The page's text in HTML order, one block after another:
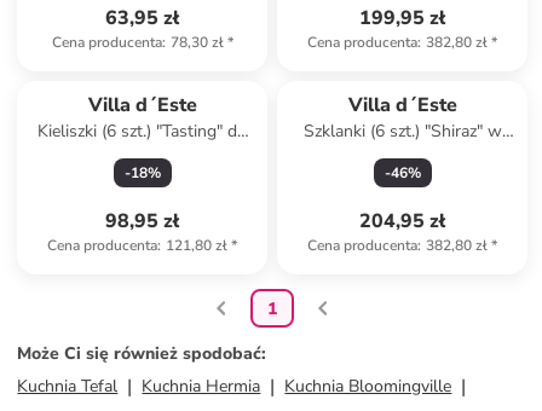
63,95 zł
Cena producenta: 78,30 zł*
199,95 zł
Cena producenta: 382,80 zł*
Villa d´Este
Kieliszki (6 szt.) "Tasting" do
wina - 580 ml
-18%
98,95 zł
Cena producenta: 121,80 zł*
Villa d´Este
Szklanki (6 szt.) "Shiraz" w
kolorze niebieskim - 525 ml
-46%
204,95 zł
Cena producenta: 382,80 zł*
1
Może Ci się również spodobać:
Kuchnia Tefal
Kuchnia Hermia
Kuchnia Bloomingville